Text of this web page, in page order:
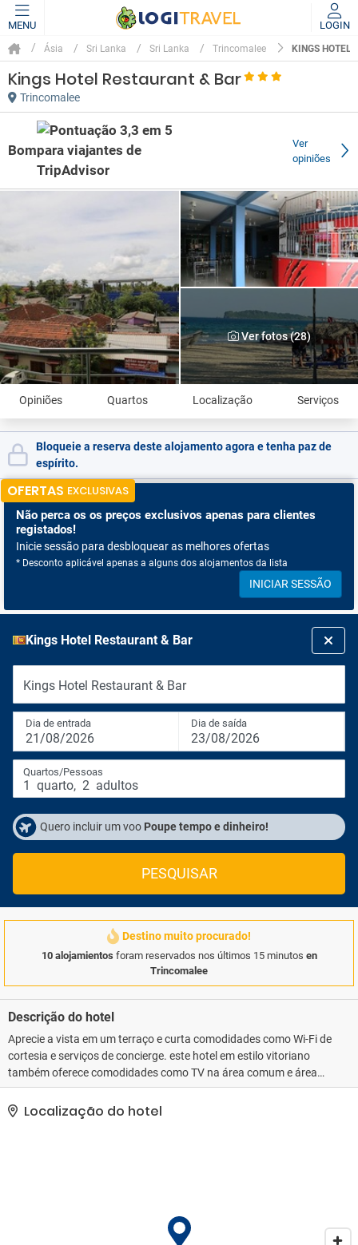
MENU LOGIN
Ásia Sri Lanka Sri Lanka Trincomalee KINGS HOTEL
Kings Hotel Restaurant & Bar
Trincomalee
Bom
Ver
opiniões
Ver fotos (28)
Opiniões Quartos Localização Serviços
Bloqueie a reserva deste alojamento agora e tenha paz de
espírito.
OFERTAS EXCLUSIVAS
Não perca os os preços exclusivos apenas para clientes
registados!
Inicie sessão para desbloquear as melhores ofertas
* Desconto aplicável apenas a alguns dos alojamentos da lista
INICIAR SESSÃO
Kings Hotel Restaurant & Bar
Kings Hotel Restaurant & Bar
Dia de entrada
21/08/2026
Dia de saída
23/08/2026
Quartos/Pessoas
1 quarto, 2 adultos
Quero incluir um voo Poupe tempo e dinheiro!
PESQUISAR
Destino muito procurado!
10 alojamientos foram reservados nos últimos 15 minutos en
Trincomalee
Descrição do hotel
Aprecie a vista em um terraço e curta comodidades como Wi-Fi de
cortesia e serviços de concierge. este hotel em estilo vitoriano
também oferece comodidades como TV na área comum e área
para piquenique.. As comodidades presentes incluem um
business center 24 horas, jornais de cortesia no saguão e serviço
de lavanderia e lavagem a seco. Hotel possui um espaço de 30
Localização do hotel